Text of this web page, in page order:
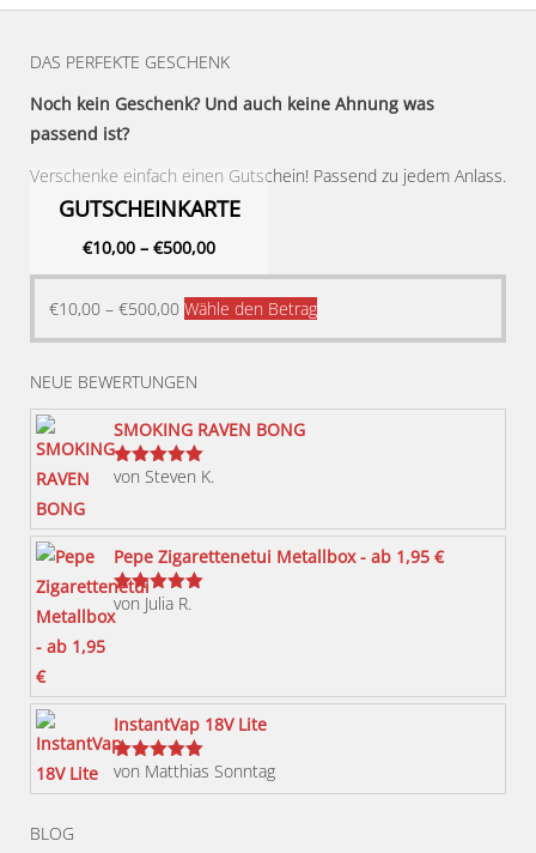
DAS PERFEKTE GESCHENK
Noch kein Geschenk? Und auch keine Ahnung was
passend ist?
Verschenke einfach einen Gutschein! Passend zu jedem Anlass.
GUTSCHEINKARTE
€10,00 – €500,00
€10,00 – €500,00 Wähle den BetragDieses
Produkt
können
werden
NEUE BEWERTUNGEN
SMOKING RAVEN BONG
Bewertet
von Steven K.
Pepe Zigarettenetui Metallbox - ab 1,95 €
Bewertet
mit
von Julia R.
InstantVap 18V Lite
Bewertet
mit5von 5
von Matthias Sonntag
BLOG